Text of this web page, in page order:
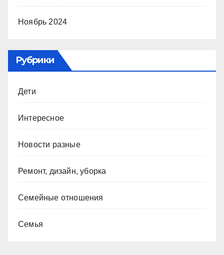
Ноябрь 2024
Рубрики
Дети
Интересное
Новости разные
Ремонт, дизайн, уборка
Семейные отношения
Семья